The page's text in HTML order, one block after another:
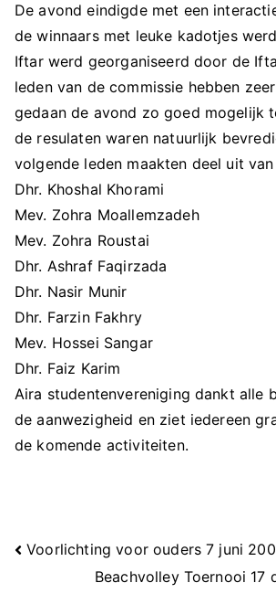
De avond eindigde met een
de winnaars met leuke kadotjes
Iftar werd georganiseerd door de
leden van de commissie hebben
gedaan de avond zo goed mogelijk
de resulaten waren natuurlijk
volgende leden maakten deel uit
Dhr. Khoshal Khorami
Mev. Zohra Moallemzadeh
Mev. Zohra Roustai
Dhr. Ashraf Faqirzada
Dhr. Nasir Munir
Dhr. Farzin Fakhry
Mev. Hossei Sangar
Dhr. Faiz Karim
Aira studentenvereniging dankt alle
de aanwezigheid en ziet iedereen
de komende activiteiten.
Berichtnavigatie
Voorlichting voor ouders 7 juni
Beachvolley Toernooi 17